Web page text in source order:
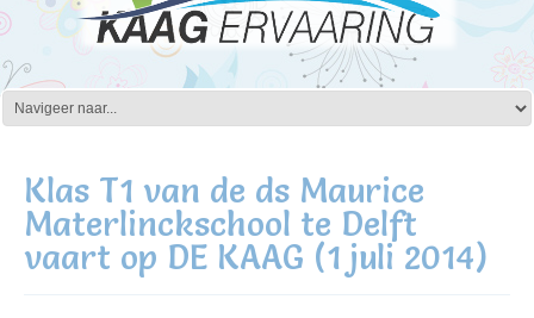
Klas T1 van de ds Maurice
Materlinckschool te Delft
vaart op DE KAAG (1 juli 2014)